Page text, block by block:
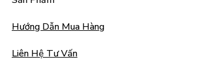
Hướng Dẫn Mua Hàng
Liên Hệ Tư Vấn